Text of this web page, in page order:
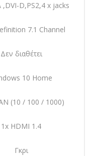
,DVI-D,PS2,4 x jacks
7.1 Channel
Δεν διαθέτει
10 Home
(10 / 100 / 1000)
1x HDMI 1.4
Γκρι